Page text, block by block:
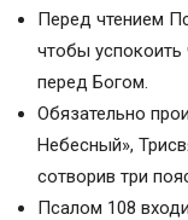
Перед чтением
чтобы успокоить
перед Богом.
Обязательно
Небесный»,
сотворив три
Псалом 108